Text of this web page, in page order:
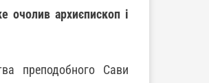
очолив архиєпископ і
преподобного Сави